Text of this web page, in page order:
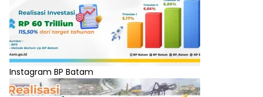
Instagram BP Batam